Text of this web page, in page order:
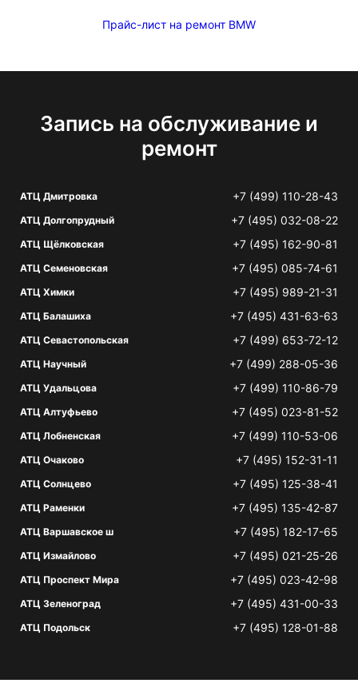
Прайс-лист на ремонт BMW
Запись на обслуживание и
ремонт
АТЦ Дмитровка +7 (499) 110-28-43
АТЦ Долгопрудный +7 (495) 032-08-22
АТЦ Щёлковская +7 (495) 162-90-81
АТЦ Семеновская +7 (495) 085-74-61
АТЦ Химки +7 (495) 989-21-31
АТЦ Балашиха +7 (495) 431-63-63
АТЦ Севастопольская +7 (499) 653-72-12
АТЦ Научный +7 (499) 288-05-36
АТЦ Удальцова +7 (499) 110-86-79
АТЦ Алтуфьево +7 (495) 023-81-52
АТЦ Лобненская +7 (499) 110-53-06
АТЦ Очаково +7 (495) 152-31-11
АТЦ Солнцево +7 (495) 125-38-41
АТЦ Раменки +7 (495) 135-42-87
АТЦ Варшавское ш +7 (495) 182-17-65
АТЦ Измайлово +7 (495) 021-25-26
АТЦ Проспект Мира +7 (495) 023-42-98
АТЦ Зеленоград +7 (495) 431-00-33
АТЦ Подольск +7 (495) 128-01-88